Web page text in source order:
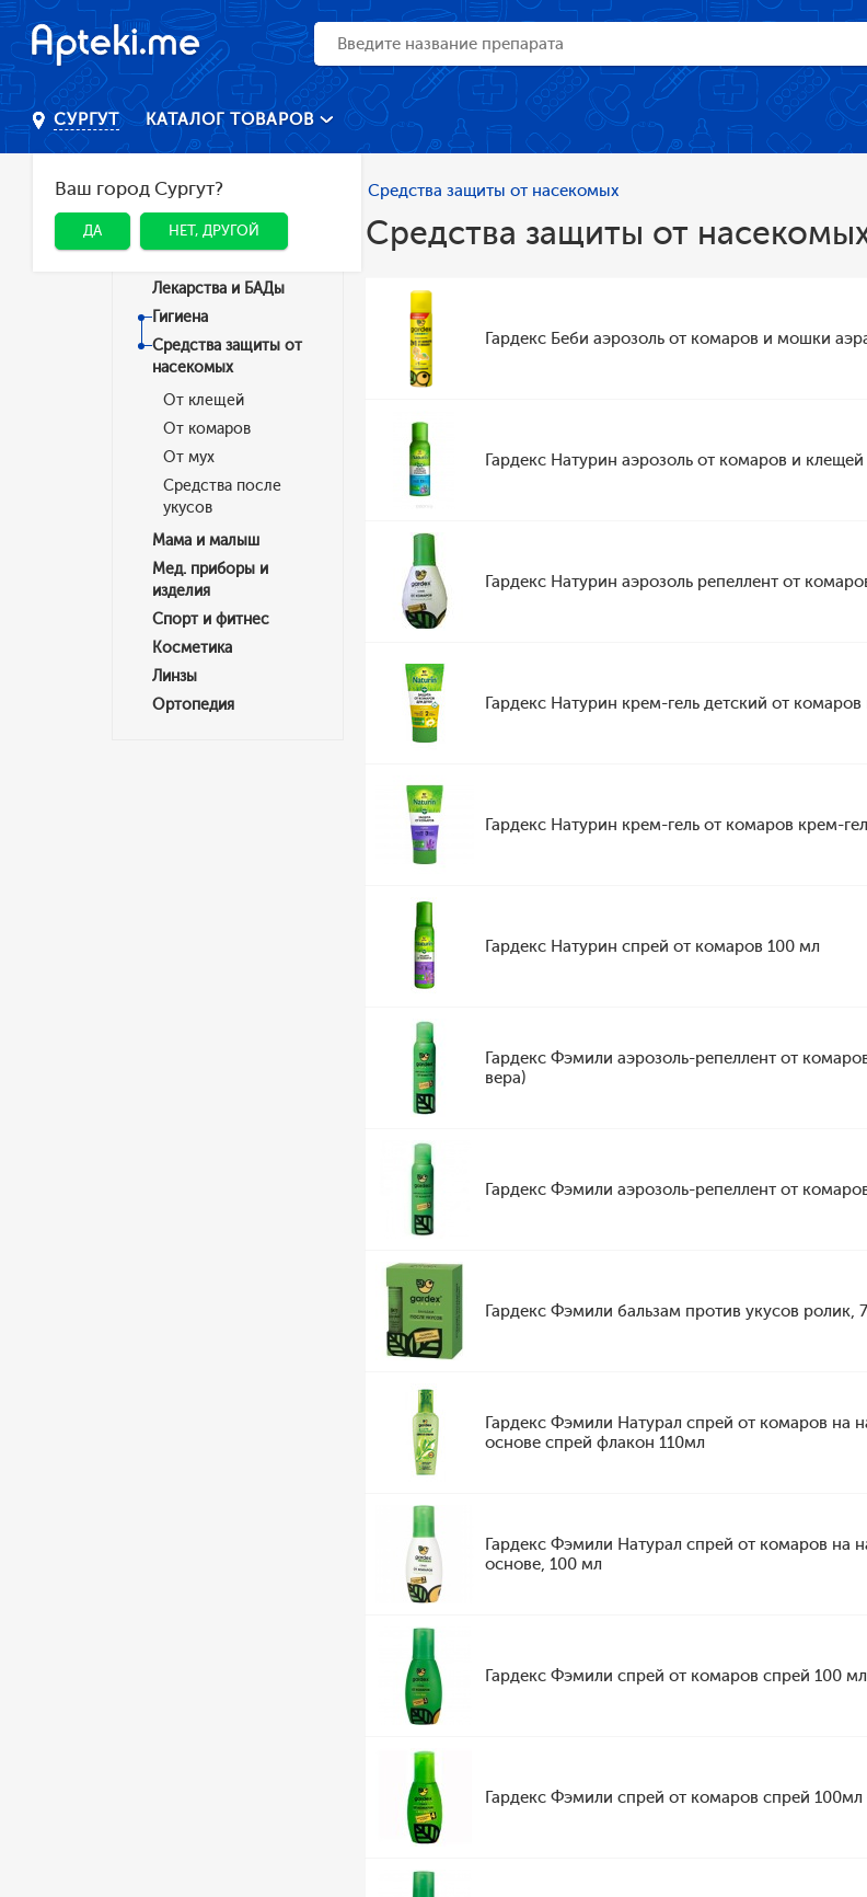
СУРГУТ
Ваш город Сургут?
ДА НЕТ, ДРУГОЙ
КАТАЛОГ ТОВАРОВ
Главная Каталог Средства защиты от насекомых
Категории
Лекарства и БАДы
Гигиена
Средства защиты от
насекомых
От клещей
От комаров
От мух
Средства после
укусов
Мама и малыш
Мед. приборы и
изделия
Спорт и фитнес
Косметика
Линзы
Ортопедия
Средства защиты от
Гардекс Беби аэрозоль от комаров и мошки
Гардекс Натурин аэрозоль от комаров и
Гардекс Натурин аэрозоль репеллент от
Гардекс Натурин крем-гель детский от
Гардекс Натурин крем-гель от комаров крем-
Гардекс Натурин спрей от комаров 100 мл
Гардекс Фэмили аэрозоль-репеллент от
вера)
Гардекс Фэмили аэрозоль-репеллент от
Гардекс Фэмили бальзам против укусов ролик,
Гардекс Фэмили Натурал спрей от комаров на
основе спрей флакон 110мл
Гардекс Фэмили Натурал спрей от комаров на
основе, 100 мл
Гардекс Фэмили спрей от комаров спрей 100
Гардекс Фэмили спрей от комаров спрей 100мл